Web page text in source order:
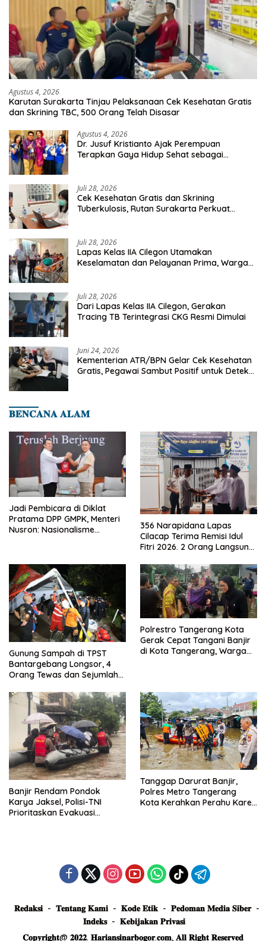
Agustus 4, 2026
Karutan Surakarta Tinjau Pelaksanaan Cek Kesehatan Gratis
dan Skrining TBC, 500 Orang Telah Disasar
Agustus 4, 2026
Dr. Jusuf Kristianto Ajak Perempuan
Terapkan Gaya Hidup Sehat sebagai
Juli 28, 2026
Cek Kesehatan Gratis dan Skrining
Tuberkulosis, Rutan Surakarta Perkuat
Juli 28, 2026
Lapas Kelas IIA Cilegon Utamakan
Keselamatan dan Pelayanan Prima, Warga
Juli 28, 2026
Dari Lapas Kelas IIA Cilegon, Gerakan
Tracing TB Terintegrasi CKG Resmi Dimulai
Juni 24, 2026
Kementerian ATR/BPN Gelar Cek Kesehatan
Gratis, Pegawai Sambut Positif untuk Deteksi
𝐁𝐄𝐍𝐂𝐀𝐍𝐀 𝐀𝐋𝐀𝐌
Jadi Pembicara di Diklat
Pratama DPP GMPK, Menteri
Nusron: Nasionalisme
356 Narapidana Lapas
Cilacap Terima Remisi Idul
Fitri 2026. 2 Orang Langsung
Gunung Sampah di TPST
Bantargebang Longsor, 4
Orang Tewas dan Sejumlah
Polrestro Tangerang Kota
Gerak Cepat Tangani Banjir
di Kota Tangerang, Warga
Banjir Rendam Pondok
Karya Jaksel, Polisi-TNI
Prioritaskan Evakuasi
Tanggap Darurat Banjir,
Polres Metro Tangerang
Kota Kerahkan Perahu Karet
𝐑𝐞𝐝𝐚𝐤𝐬𝐢 𝐓𝐞𝐧𝐭𝐚𝐧𝐠 𝐊𝐚𝐦𝐢 𝐊𝐨𝐝𝐞 𝐄𝐭𝐢𝐤
𝐏𝐞𝐝𝐨𝐦𝐚𝐧 𝐌𝐞𝐝𝐢𝐚 𝐒𝐢𝐛𝐞𝐫
𝐈𝐧𝐝𝐞𝐤𝐬
𝐊𝐞𝐛𝐢𝐣𝐚𝐤𝐚𝐧 𝐏𝐫𝐢𝐯𝐚𝐬𝐢
𝐂𝐨𝐩𝐲𝐫𝐢𝐠𝐡𝐭@ 𝟐𝟎𝟐𝟐. 𝐇𝐚𝐫𝐢𝐚𝐧𝐬𝐢𝐧𝐚𝐫𝐛𝐨𝐠𝐨𝐫.𝐜𝐨𝐦, 𝐀𝐥𝐥 𝐑𝐢𝐠𝐡𝐭 𝐑𝐞𝐬𝐞𝐫𝐯𝐞𝐝